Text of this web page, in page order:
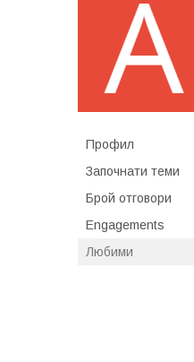
Профил
Започнати теми
Брой отговори
Engagements
Любими